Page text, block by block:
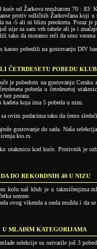
kuće od Žarkova rezultatom 70 :
protiv odličnih Žarkovčana koji
na -5 ali ni blizu preokreta. Poraz je
nije za sam vrh tabele ali je i
tako da moramo reći da smo
kasno pobedili na gostovanju DIV
ČETRDESETU POBEDU
je pobedom na gostovanju
pobeda u četrdesetoj
bez poraza.
kadeta koja ima 5 pobeda u nizu.
ovim podacima tako da ćemo
gostovanje do sada. Naša
utakmicu kod kuće. Protivnik je
DO REKORDNIH 40 U NIZU
kolu naš klub je u takmičenjima
sezone.
ovog vikenda a onda možda i da
U MLAĐIM KATEGORIJAMA
selekcije su ostvarile još 3